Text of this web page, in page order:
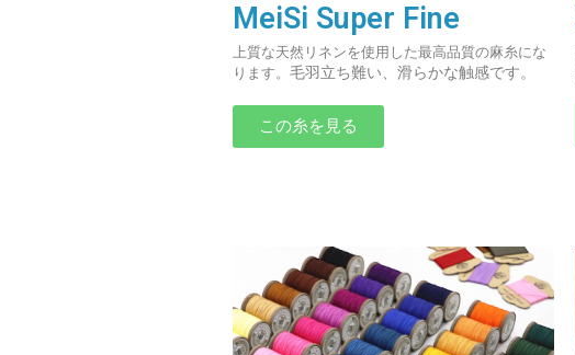
MeiSi Super Fine
上質な天然リネンを使用した最高品質の麻糸にな
ります。 毛羽立ち難い、滑らかな触感です。
この糸を見る